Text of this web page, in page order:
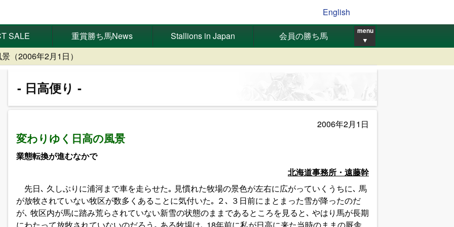
English
SALE 重賞勝ち馬News Stallions in Japan 会員の勝ち馬 menu
▼
（2006年2月1日）
日高便り
2006年2月1日
変わりゆく日高の風景
業態転換が進むなかで
北海道事務所・遠藤幹
先日､ 久しぶりに浦河まで車を走らせた｡ 見慣れた牧場の景色が左右に広がっていくうちに､ 馬
が放牧されていない牧区が数多くあることに気付いた｡ ２､ ３日前にまとまった雪が降ったのだ
が､ 牧区内が馬に踏み荒らされていない新雪の状態のままであるところを見ると､ やはり馬が長期
にわたって放牧されていないのだろう｡ ある牧場は､ 18年前に私が日高に来た当時のままの厩舎